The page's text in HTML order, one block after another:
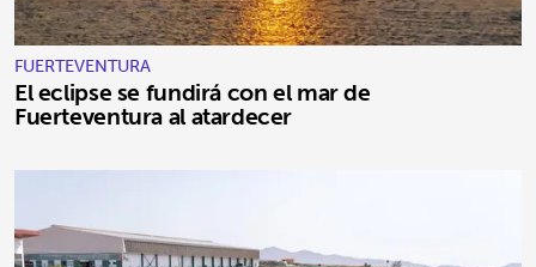
FUERTEVENTURA
El eclipse se fundirá con el mar de
Fuerteventura al atardecer